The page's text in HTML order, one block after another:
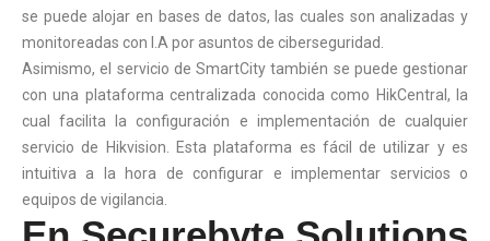
se puede alojar en bases de datos, las cuales son analizadas y
monitoreadas con I.A por asuntos de ciberseguridad.
Asimismo, el servicio de SmartCity también se puede gestionar
con una plataforma centralizada conocida como HikCentral, la
cual facilita la configuración e implementación de cualquier
servicio de Hikvision. Esta plataforma es fácil de utilizar y es
intuitiva a la hora de configurar e implementar servicios o
equipos de vigilancia.